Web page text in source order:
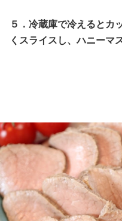
５．冷蔵庫で冷えるとカ
くスライスし、ハニーマ